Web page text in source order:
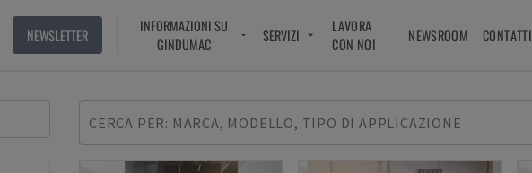
NEWSLETTER
INFORMAZIONI SU
GINDUMAC
SERVIZI
LAVORA
CON NOI
NEWSROOM CONTATTI
CERCA PER: MARCA, MODELLO, TIPO DI APPLICAZIONE